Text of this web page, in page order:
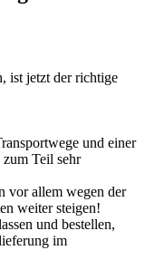
ist jetzt der richtige
und einer
zum Teil sehr
vor allem wegen der
weiter steigen!
und bestellen,
im